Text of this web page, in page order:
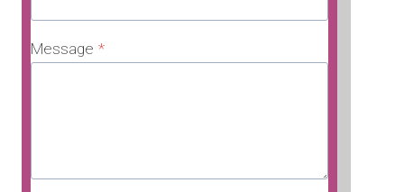
Message *